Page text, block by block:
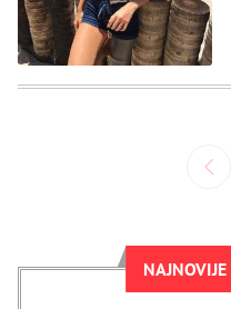
NAJNOVIJE